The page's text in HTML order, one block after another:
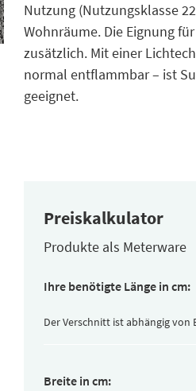
Nutzung (Nutzungsklasse
Wohnräume. Die Eignung
zusätzlich. Mit einer
normal entflammbar – ist
geeignet.
Preiskalkulator
Produkte als Meterware
Ihre benötigte Länge in cm:
Der Verschnitt ist abhängig
Breite in cm: